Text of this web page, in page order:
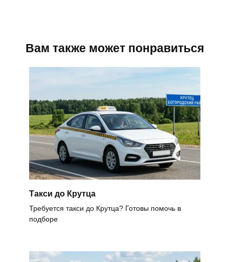
Вам также может понравиться
Такси до Крутца
Требуется такси до Крутца? Готовы помочь в
подборе